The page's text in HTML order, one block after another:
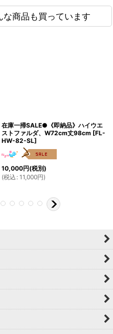
商品も買っています
在庫一掃SALE●《即納品》ハイウエ
ストファルダ、W72cm丈98cm [FL-
HW-82-SL]
10,000円(税別)
(税込 : 11,000円)